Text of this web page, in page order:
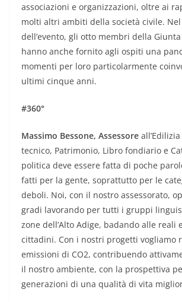
associazioni e organizzazioni, oltre ai
molti altri ambiti della società civile.
dell’evento, gli otto membri della
hanno anche fornito agli ospiti una
momenti per loro particolarmente
ultimi cinque anni.
#360°
Massimo Bessone, Assessore
tecnico, Patrimonio, Libro fondiario e
politica deve essere fatta di poche
fatti per la gente, soprattutto per le
deboli. Noi, con il nostro assessorato,
gradi lavorando per tutti i gruppi
zone dell’Alto Adige, badando alle reali
cittadini. Con i nostri progetti vogliamo
emissioni di CO2, contribuendo
il nostro ambiente, con la prospettiva
generazioni di una qualità di vita